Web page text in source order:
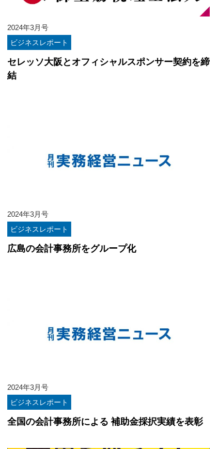
2024年3月号
ビジネスレポート
セレッソ大阪とオフィシャルスポンサー契約を締
結
2024年3月号
ビジネスレポート
広島の会計事務所をグループ化
2024年3月号
ビジネスレポート
全国の会計事務所による 補助金採択実績を表彰